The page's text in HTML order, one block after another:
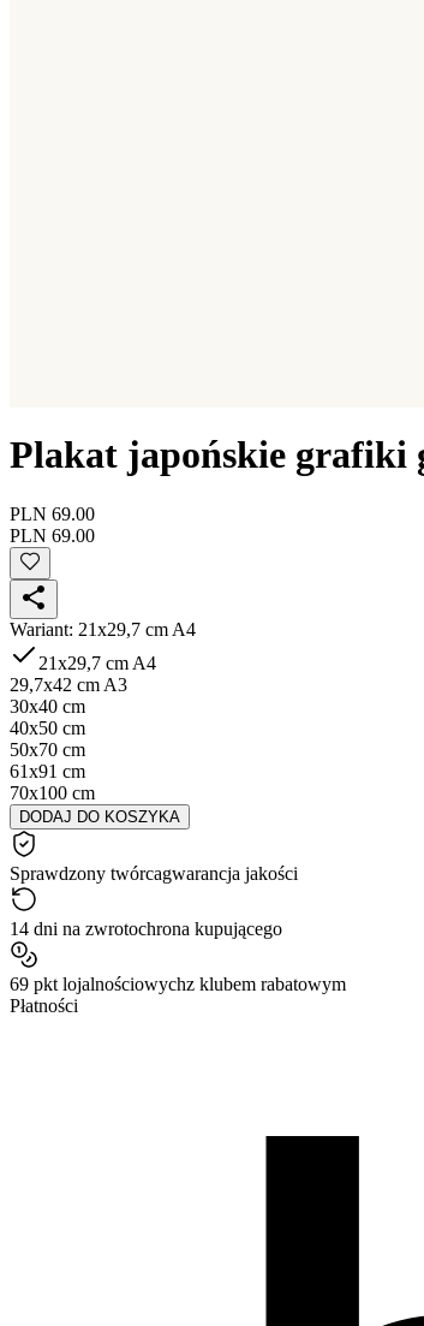
Plakat japońskie grafiki
PLN 69.00
PLN 69.00
Wariant: 21x29,7 cm A4
21x29,7 cm A4
29,7x42 cm A3
30x40 cm
40x50 cm
50x70 cm
61x91 cm
70x100 cm
DODAJ DO KOSZYKA
Sprawdzony twórcagwarancja jakości
14 dni na zwrotochrona kupującego
69 pkt lojalnościowychz klubem rabatowym
Płatności